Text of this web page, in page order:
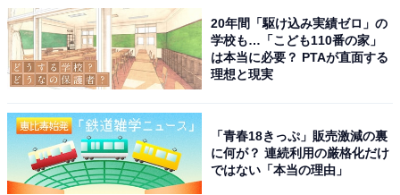
20年間「駆け込み実績ゼロ」の
学校も…「こども110番の家」
は本当に必要？ PTAが直面する
理想と現実
「青春18きっぷ」販売激減の裏
に何が？ 連続利用の厳格化だけ
ではない「本当の理由」